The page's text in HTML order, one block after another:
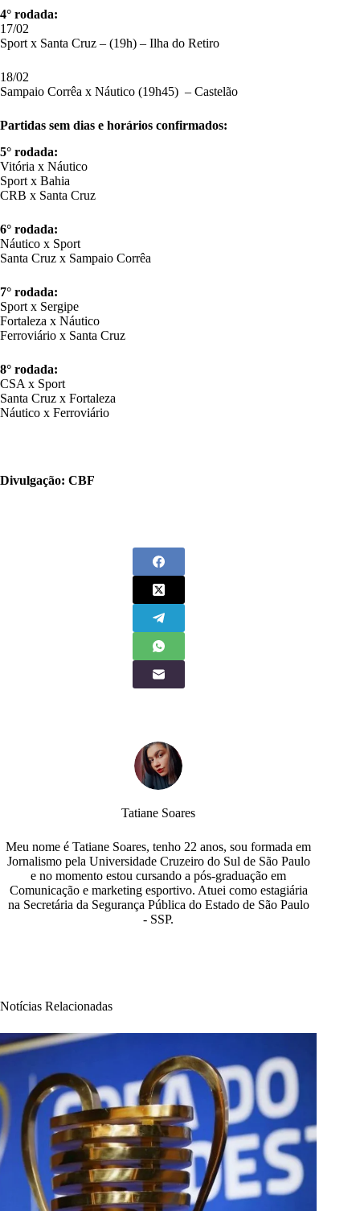
4° rodada:
17/02
Sport x Santa Cruz – (19h) – Ilha do Retiro
18/02
Sampaio Corrêa x Náutico (19h45) – Castelão
Partidas sem dias e horários confirmados:
5° rodada:
Vitória x Náutico
Sport x Bahia
CRB x Santa Cruz
6° rodada:
Náutico x Sport
Santa Cruz x Sampaio Corrêa
7° rodada:
Sport x Sergipe
Fortaleza x Náutico
Ferroviário x Santa Cruz
8° rodada:
CSA x Sport
Santa Cruz x Fortaleza
Náutico x Ferroviário
Divulgação: CBF
Tatiane Soares
Meu nome é Tatiane Soares, tenho 22 anos, sou formada em
Jornalismo pela Universidade Cruzeiro do Sul de São Paulo
e no momento estou cursando a pós-graduação em
Comunicação e marketing esportivo. Atuei como estagiária
na Secretária da Segurança Pública do Estado de São Paulo
- SSP.
Notícias Relacionadas